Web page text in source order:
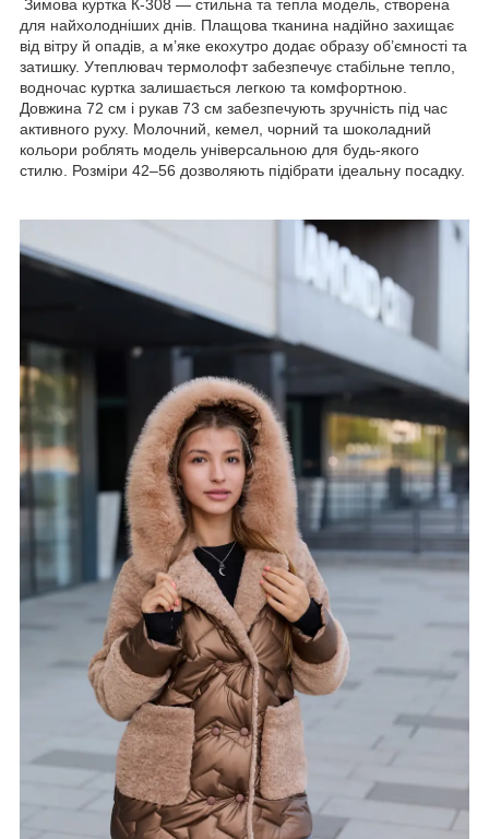
Зимова куртка К-308 — стильна та тепла модель, створена
для найхолодніших днів. Плащова тканина надійно захищає
від вітру й опадів, а м’яке екохутро додає образу об’ємності та
затишку. Утеплювач термолофт забезпечує стабільне тепло,
водночас куртка залишається легкою та комфортною.
Довжина 72 см і рукав 73 см забезпечують зручність під час
активного руху. Молочний, кемел, чорний та шоколадний
кольори роблять модель універсальною для будь-якого
стилю. Розміри 42–56 дозволяють підібрати ідеальну посадку.